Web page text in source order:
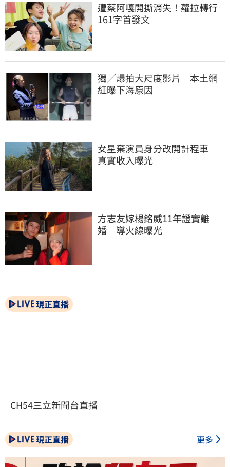
遭蔡阿嘎開撕消失！蘿拉轉行
161字首發文
獨／爆拍大尺度影片　本土網
紅曝下海原因
女星棄演員身分改開計程車
真實收入曝光
方志友嫁楊銘威11年證實離
婚　導火線曝光
現正直播
CH54三立新聞台直播
現正直播 更多